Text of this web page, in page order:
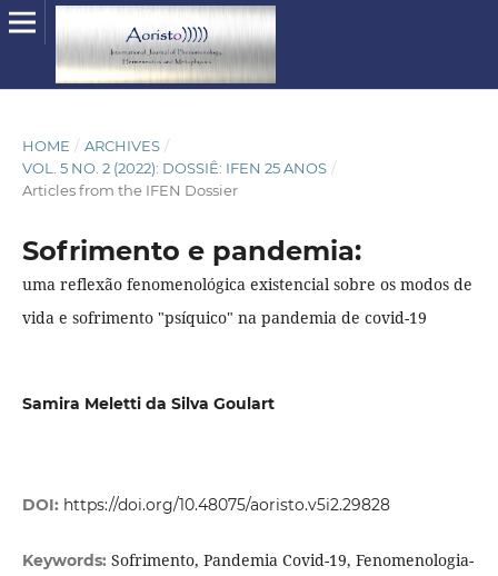
HOME / ARCHIVES /
VOL. 5 NO. 2 (2022): DOSSIÊ: IFEN 25 ANOS /
Articles from the IFEN Dossier
Sofrimento e pandemia:
uma reflexão fenomenológica existencial sobre os modos de
vida e sofrimento "psíquico" na pandemia de covid-19
Samira Meletti da Silva Goulart
DOI: https://doi.org/10.48075/aoristo.v5i2.29828
Keywords: Sofrimento, Pandemia Covid-19, Fenomenologia-